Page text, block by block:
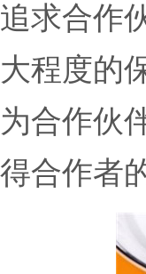
追求合作
大程度的
为合作伙
得合作者